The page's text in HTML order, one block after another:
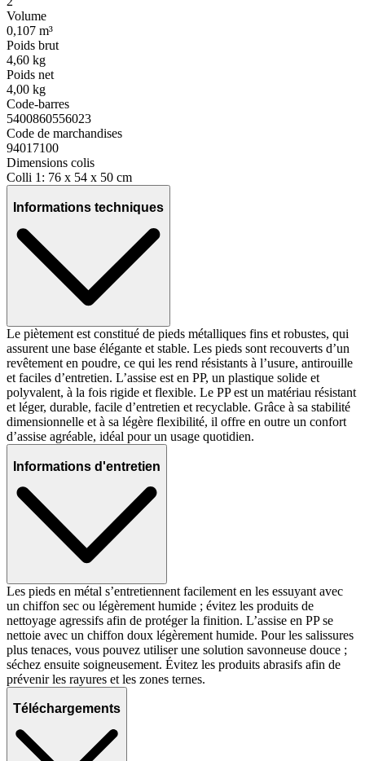
Volume
0,107 m³
Poids brut
4,60 kg
Poids net
4,00 kg
Code-barres
5400860556023
Code de marchandises
94017100
Dimensions colis
Colli 1: 76 x 54 x 50 cm
Informations techniques
Le piètement est constitué de pieds métalliques fins et robustes, qui
assurent une base élégante et stable. Les pieds sont recouverts d’un
revêtement en poudre, ce qui les rend résistants à l’usure, antirouille
et faciles d’entretien. L’assise est en PP, un plastique solide et
polyvalent, à la fois rigide et flexible. Le PP est un matériau résistant
et léger, durable, facile d’entretien et recyclable. Grâce à sa stabilité
dimensionnelle et à sa légère flexibilité, il offre en outre un confort
d’assise agréable, idéal pour un usage quotidien.
Informations d'entretien
Les pieds en métal s’entretiennent facilement en les essuyant avec
un chiffon sec ou légèrement humide ; évitez les produits de
nettoyage agressifs afin de protéger la finition. L’assise en PP se
nettoie avec un chiffon doux légèrement humide. Pour les salissures
plus tenaces, vous pouvez utiliser une solution savonneuse douce ;
séchez ensuite soigneusement. Évitez les produits abrasifs afin de
prévenir les rayures et les zones ternes.
Téléchargements